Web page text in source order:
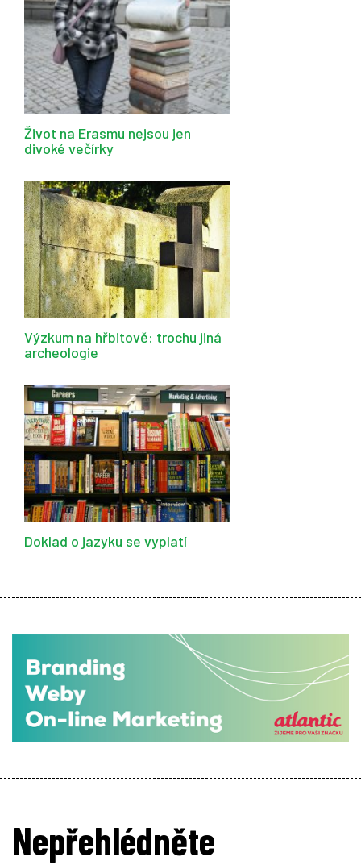
Život na Erasmu nejsou jen
divoké večírky
Výzkum na hřbitově: trochu jiná
archeologie
Doklad o jazyku se vyplatí
Nepřehlédněte